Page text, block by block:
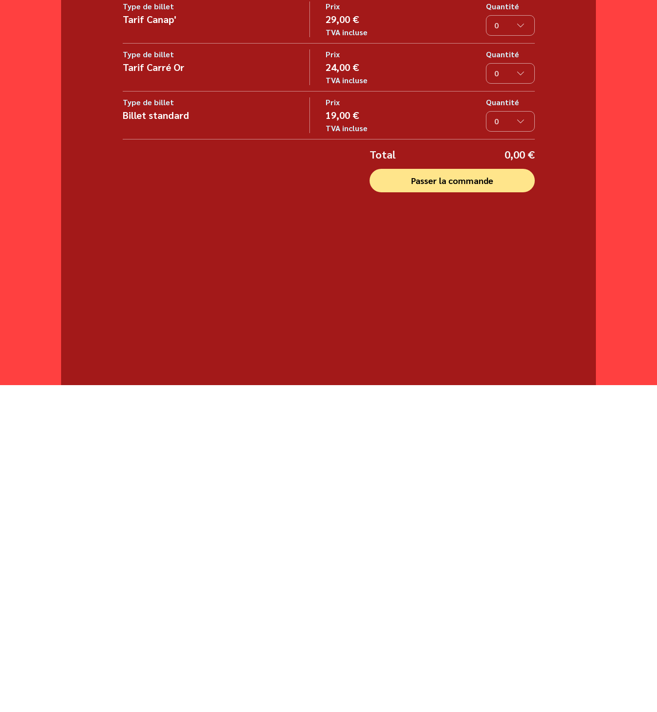
Type de billet
Tarif Canap'
Prix
29,00 €
TVA incluse
Quantité
0
Type de billet
Tarif Carré Or
Prix
24,00 €
TVA incluse
Quantité
0
Type de billet
Billet standard
Prix
19,00 €
TVA incluse
Quantité
0
Total 0,00 €
Passer la commande